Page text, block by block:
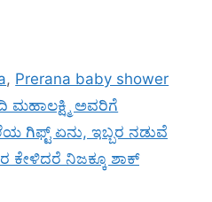
, Prerana baby shower
ಮಹಾಲಕ್ಷ್ಮಿ ಅವರಿಗೆ
ಗಿಫ್ಟ್ ಏನು, ಇಬ್ಬರ ನಡುವೆ
ಕೇಳಿದರೆ ನಿಜಕ್ಕೂ ಶಾಕ್